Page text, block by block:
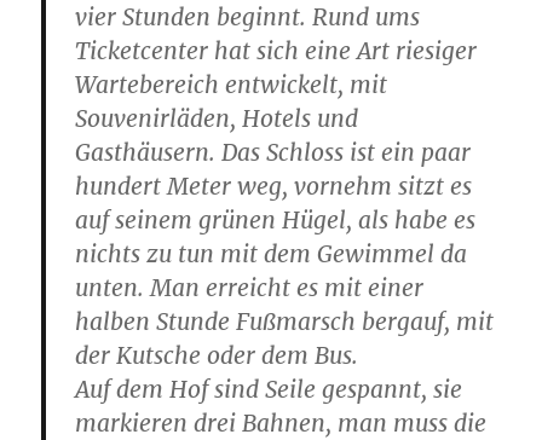
vier Stunden beginnt. Rund ums
Ticketcenter hat sich eine Art riesiger
Wartebereich entwickelt, mit
Souvenirläden, Hotels und
Gasthäusern. Das Schloss ist ein paar
hundert Meter weg, vornehm sitzt es
auf seinem grünen Hügel, als habe es
nichts zu tun mit dem Gewimmel da
unten. Man erreicht es mit einer
halben Stunde Fußmarsch bergauf, mit
der Kutsche oder dem Bus.
Auf dem Hof sind Seile gespannt, sie
markieren drei Bahnen, man muss die